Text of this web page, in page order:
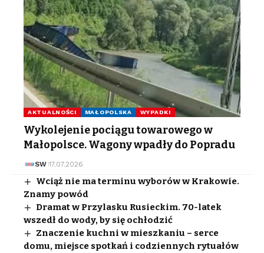
AKTUALNOŚCI MAŁOPOLSKA WYPADKI
Wykolejenie pociągu towarowego w
Małopolsce. Wagony wpadły do Popradu
SW 17.07.2026
Wciąż nie ma terminu wyborów w Krakowie.
Znamy powód
Dramat w Przylasku Rusieckim. 70-latek
wszedł do wody, by się ochłodzić
Znaczenie kuchni w mieszkaniu – serce
domu, miejsce spotkań i codziennych rytuałów